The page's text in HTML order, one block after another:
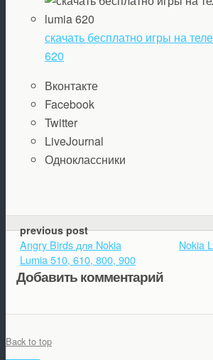
скачать бесплатно игры на
620
Вконтакте
Facebook
Twitter
LiveJournal
Одноклассники
previous post
Angry Birds для Nokia
Lumia 510, 610, 800, 900
Nokia
Добавить комментарий
Back to top